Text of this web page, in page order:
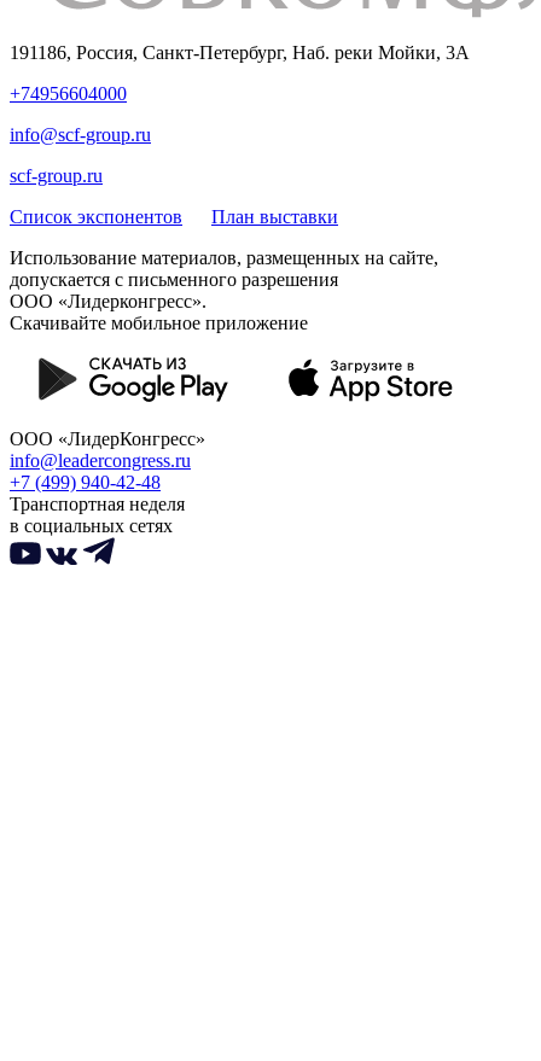
191186, Россия, Санкт-Петербург, Наб. реки Мойки, 3A
+74956604000
info@scf-group.ru
scf-group.ru
Список экспонентов
План выставки
Использование материалов, размещенных на сайте,
допускается с письменного разрешения
ООО «Лидерконгресс».
Скачивайте мобильное приложение
ООО «ЛидерКонгресс»
info@leadercongress.ru
+7 (499) 940-42-48
Транспортная неделя
в социальных сетях